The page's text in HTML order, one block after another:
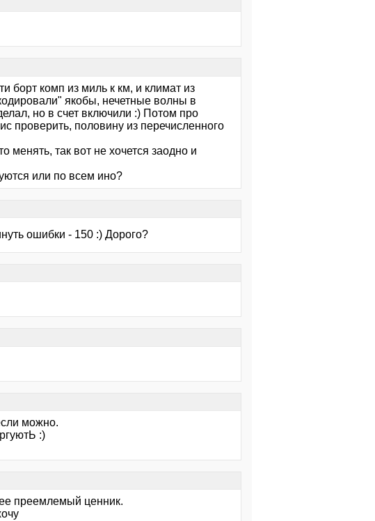
борт комп из миль к км, и климат из
якобы, нечетные волны в
но в счет включили :) Потом про
проверить, половину из перечисленного
менять, так вот не хочется заодно и
или по всем ино?
ошибки - 150 :) Дорого?
можно.
:)
преемлемый ценник.